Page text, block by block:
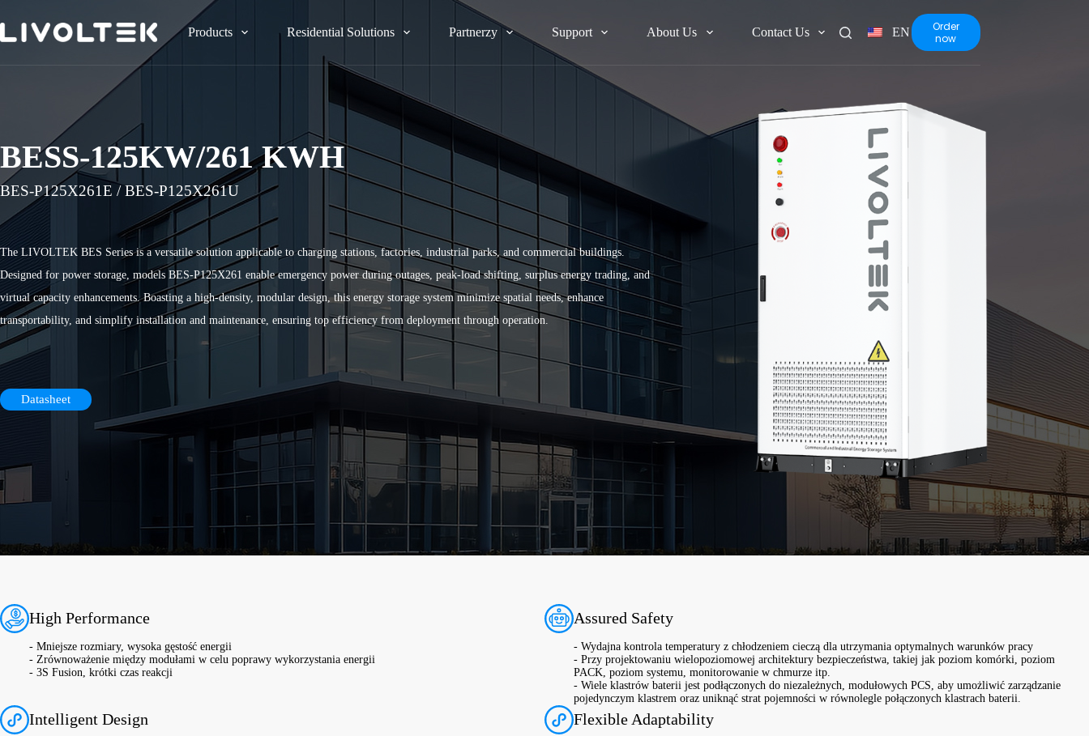
Products Residential Solutions Partnerzy Support About Us Contact Us EN
Order
now
BESS-125KW/261 KWH
BES-P125X261E / BES-P125X261U
The LIVOLTEK BES Series is a versatile solution applicable to charging stations, factories, industrial parks, and commercial buildings.
Designed for power storage, models BES-P125X261 enable emergency power during outages, peak-load shifting, surplus energy trading, and
virtual capacity enhancements. Boasting a high-density, modular design, this energy storage system minimize spatial needs, enhance
transportability, and simplify installation and maintenance, ensuring top efficiency from deployment through operation.
Datasheet
High Performance
- Mniejsze rozmiary, wysoka gęstość energii
- Zrównoważenie między modułami w celu poprawy wykorzystania energii
- 3S Fusion, krótki czas reakcji
Assured Safety
- Wydajna kontrola temperatury z chłodzeniem cieczą dla utrzymania optymalnych warunków pracy
- Przy projektowaniu wielopoziomowej architektury bezpieczeństwa, takiej jak poziom komórki, poziom
PACK, poziom systemu, monitorowanie w chmurze itp.
- Wiele klastrów baterii jest podłączonych do niezależnych, modułowych PCS, aby umożliwić zarządzanie
pojedynczym klastrem oraz uniknąć strat pojemności w równolegle połączonych klastrach baterii.
Intelligent Design Flexible Adaptability